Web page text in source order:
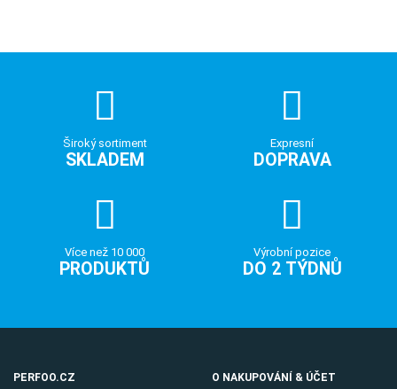
Široký sortiment
SKLADEM
Expresní
DOPRAVA
Více než 10 000
PRODUKTŮ
Výrobní pozice
DO 2 TÝDNŮ
PERFOO.CZ O NAKUPOVÁNÍ & ÚČET